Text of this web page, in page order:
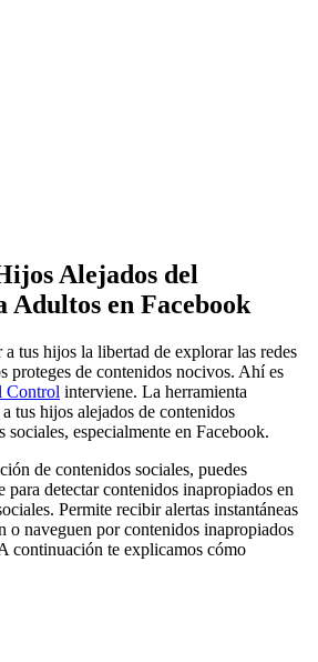
Alejados del
Adultos en Facebook
tus hijos la libertad de explorar las redes
proteges de contenidos nocivos. Ahí es
Control interviene. La herramienta
tus hijos alejados de contenidos
sociales, especialmente en Facebook.
de contenidos sociales, puedes
para detectar contenidos inapropiados en
Permite recibir alertas instantáneas
o naveguen por contenidos inapropiados
continuación te explicamos cómo